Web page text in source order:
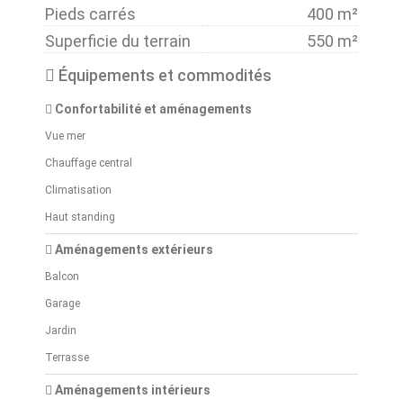
Pieds carrés
400 m²
Superficie du terrain
550 m²
Équipements et commodités
Confortabilité et aménagements
Vue mer
Chauffage central
Climatisation
Haut standing
Aménagements extérieurs
Balcon
Garage
Jardin
Terrasse
Aménagements intérieurs